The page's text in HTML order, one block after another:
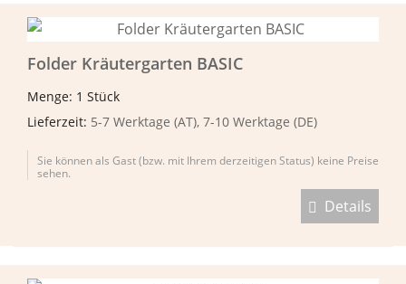
Folder Kräutergarten BASIC
Menge: 1 Stück
Lieferzeit: 5-7 Werktage (AT), 7-10 Werktage (DE)
Sie können als Gast (bzw. mit Ihrem derzeitigen Status) keine Preise
sehen.
Details